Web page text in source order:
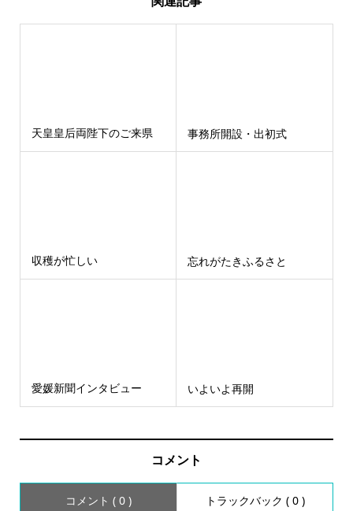
天皇皇后両陛下のご来県 事務所開設・出初式
収穫が忙しい 忘れがたきふるさと
愛媛新聞インタビュー いよいよ再開
コメント
コメント ( 0 ) トラックバック ( 0 )